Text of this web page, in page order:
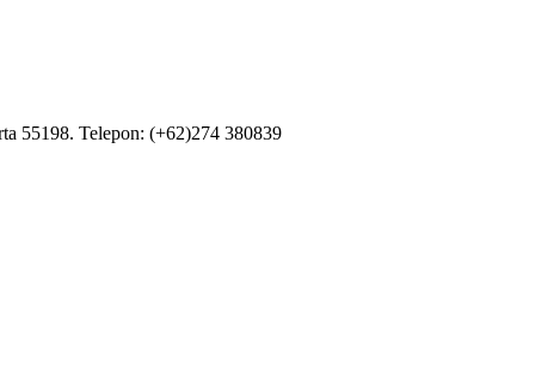
55198. Telepon: (+62)274 380839